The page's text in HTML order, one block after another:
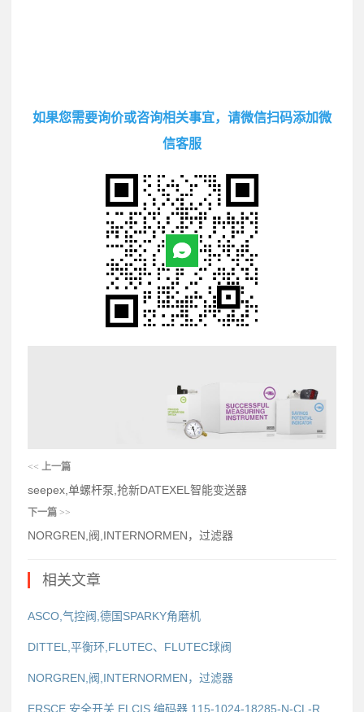
如果您需要询价或咨询相关事宜，请微信扫码添加微
信客服
<< 上一篇
seepex,单螺杆泵,抢新DATEXEL智能变送器
下一篇 >>
NORGREN,阀,INTERNORMEN，过滤器
相关文章
ASCO,气控阀,德国SPARKY角磨机
DITTEL,平衡环,FLUTEC、FLUTEC球阀
NORGREN,阀,INTERNORMEN，过滤器
ERSCE,安全开关,ELCIS 编码器 115-1024-18285-N-CL-R